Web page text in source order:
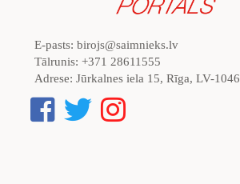
E-pasts: birojs@saimnieks.lv
Tālrunis: +371 28611555
Adrese: Jūrkalnes iela 15, Rīga, LV-1046